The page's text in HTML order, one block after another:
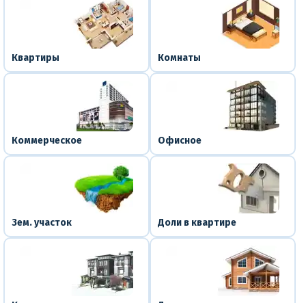
Квартиры Комнаты
Коммерческое Офисное
Зем. участок Доли в квартире